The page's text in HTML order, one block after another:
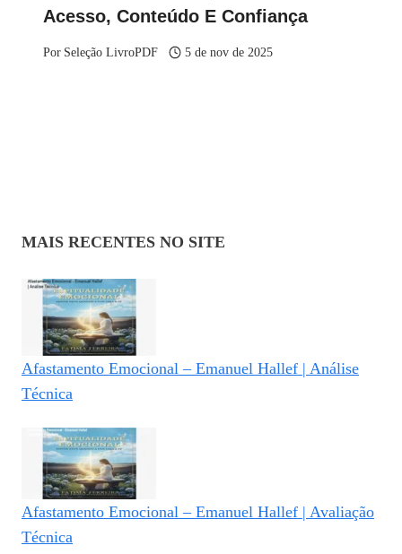
Acesso, Conteúdo E Confiança
Por Seleção LivroPDF 5 de nov de 2025
MAIS RECENTES NO SITE
Afastamento Emocional – Emanuel Hallef | Análise
Técnica
Afastamento Emocional – Emanuel Hallef | Avaliação
Técnica